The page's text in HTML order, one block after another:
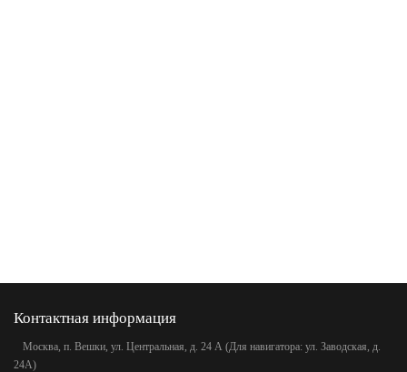
Контактная информация
Москва, п. Вешки, ул. Центральная, д. 24 А (Для навигатора: ул. Заводская, д.
24А)